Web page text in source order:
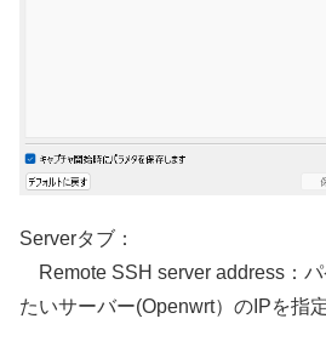
Serverタブ：
Remote SSH server address：
たいサーバー(Openwrt）のIPを指